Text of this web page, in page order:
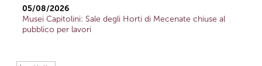
05/08/2026
Musei Capitolini: Sale degli Horti di Mecenate chiuse al
pubblico per lavori